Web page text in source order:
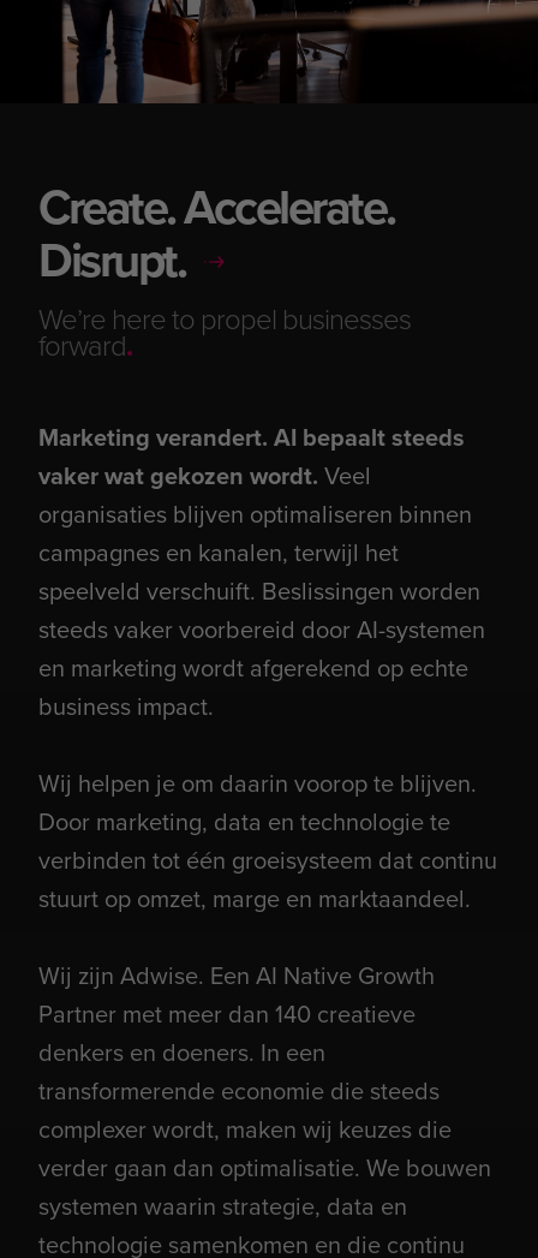
Create. Accelerate.
Disrupt.
We’re here to propel businesses
forward.
Marketing verandert. AI bepaalt steeds
vaker wat gekozen wordt. Veel
organisaties blijven optimaliseren binnen
campagnes en kanalen, terwijl het
speelveld verschuift. Beslissingen worden
steeds vaker voorbereid door AI-systemen
en marketing wordt afgerekend op echte
business impact.
Wij helpen je om daarin voorop te blijven.
Door marketing, data en technologie te
verbinden tot één groeisysteem dat continu
stuurt op omzet, marge en marktaandeel.
Wij zijn Adwise. Een AI Native Growth
Partner met meer dan 140 creatieve
denkers en doeners. In een
transformerende economie die steeds
complexer wordt, maken wij keuzes die
verder gaan dan optimalisatie. We bouwen
systemen waarin strategie, data en
technologie samenkomen en die continu